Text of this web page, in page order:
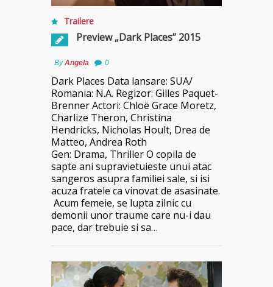
Trailere
Preview „Dark Places” 2015
ByAngela 0
Dark Places Data lansare: SUA/
Romania: N.A. Regizor: Gilles Paquet-
Brenner Actori: Chloë Grace Moretz,
Charlize Theron, Christina
Hendricks, Nicholas Hoult, Drea de
Matteo, Andrea Roth
Gen: Drama, Thriller O copila de
sapte ani supravietuieste unui atac
sangeros asupra familiei sale, si isi
acuza fratele ca vinovat de asasinate.
Acum femeie, se lupta zilnic cu
demonii unor traume care nu-i dau
pace, dar trebuie si sa…